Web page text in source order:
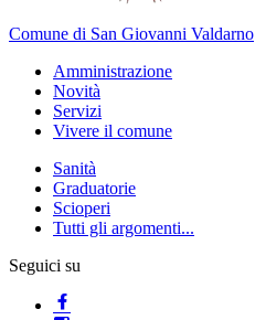
Comune di San Giovanni Valdarno
Amministrazione
Novità
Servizi
Vivere il comune
Sanità
Graduatorie
Scioperi
Tutti gli argomenti...
Seguici su